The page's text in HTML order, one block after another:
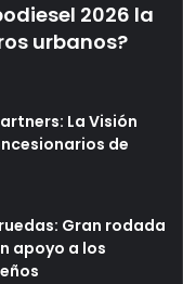
2026 la
urbanos?
La Visión
de
Gran rodada
apoyo a los